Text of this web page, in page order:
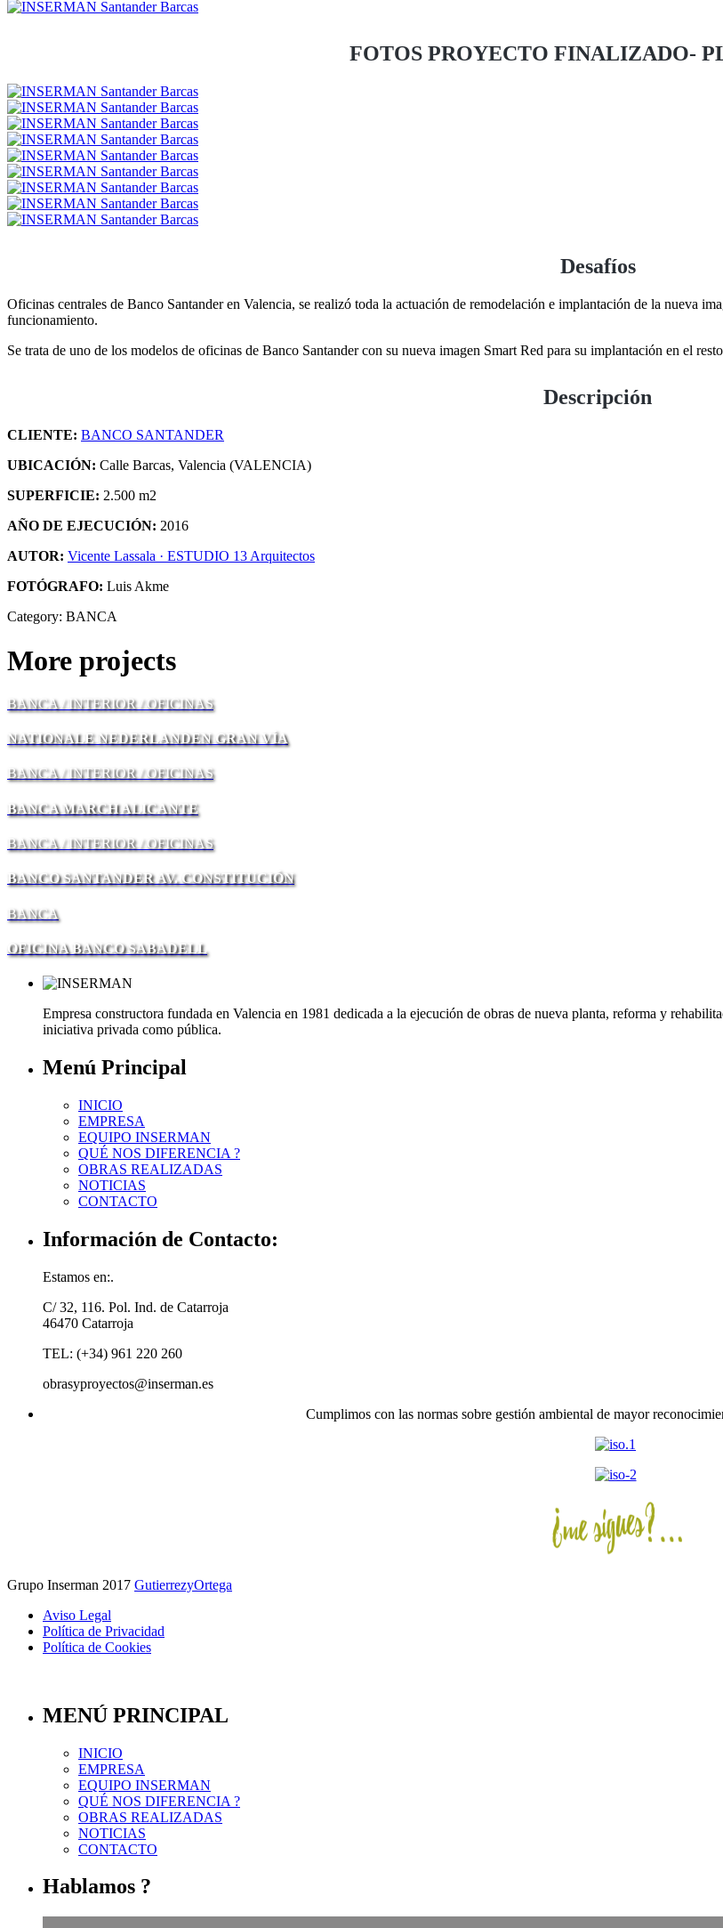
FOTOS PROYECTO FINALIZADO-
Desafíos
Oficinas centrales de Banco Santander en Valencia, se realizó toda la actuación de remodelación e implantación de la nueva
funcionamiento.
Se trata de uno de los modelos de oficinas de Banco Santander con su nueva imagen Smart Red para su implantación en el
Descripción
CLIENTE: BANCO SANTANDER
UBICACIÓN: Calle Barcas, Valencia (VALENCIA)
SUPERFICIE: 2.500 m2
AÑO DE EJECUCIÓN: 2016
AUTOR: Vicente Lassala · ESTUDIO 13 Arquitectos
FOTÓGRAFO: Luis Akme
Category: BANCA
More projects
BANCA / INTERIOR / OFICINAS
NATIONALE NEDERLANDEN GRAN VÍA
BANCA / INTERIOR / OFICINAS
BANCA MARCH ALICANTE
BANCA / INTERIOR / OFICINAS
BANCO SANTANDER AV. CONSTITUCIÓN
BANCA
OFICINA BANCO SABADELL
Empresa constructora fundada en Valencia en 1981 dedicada a la ejecución de obras de nueva planta, reforma y
iniciativa privada como pública.
Menú Principal
INICIO
EMPRESA
EQUIPO INSERMAN
QUÉ NOS DIFERENCIA ?
OBRAS REALIZADAS
NOTICIAS
CONTACTO
Información de Contacto:
Estamos en:.
C/ 32, 116. Pol. Ind. de Catarroja
46470 Catarroja
TEL: (+34) 961 220 260
obrasyproyectos@inserman.es
Cumplimos con las normas sobre gestión ambiental de mayor
Grupo Inserman 2017 GutierrezyOrtega
Aviso Legal
Política de Privacidad
Política de Cookies
MENÚ PRINCIPAL
INICIO
EMPRESA
EQUIPO INSERMAN
QUÉ NOS DIFERENCIA ?
OBRAS REALIZADAS
NOTICIAS
CONTACTO
Hablamos ?